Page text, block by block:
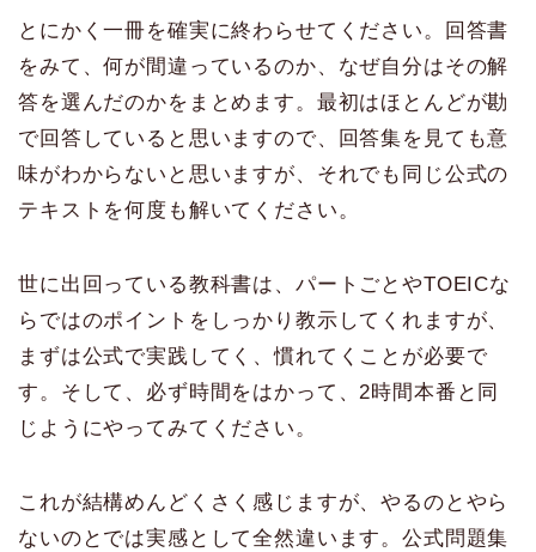
とにかく一冊を確実に終わらせてください。回答書
をみて、何が間違っているのか、なぜ自分はその解
答を選んだのかをまとめます。最初はほとんどが勘
で回答していると思いますので、回答集を見ても意
味がわからないと思いますが、それでも同じ公式の
テキストを何度も解いてください。
世に出回っている教科書は、パートごとやTOEICな
らではのポイントをしっかり教示してくれますが、
まずは公式で実践してく、慣れてくことが必要で
す。そして、必ず時間をはかって、2時間本番と同
じようにやってみてください。
これが結構めんどくさく感じますが、やるのとやら
ないのとでは実感として全然違います。公式問題集